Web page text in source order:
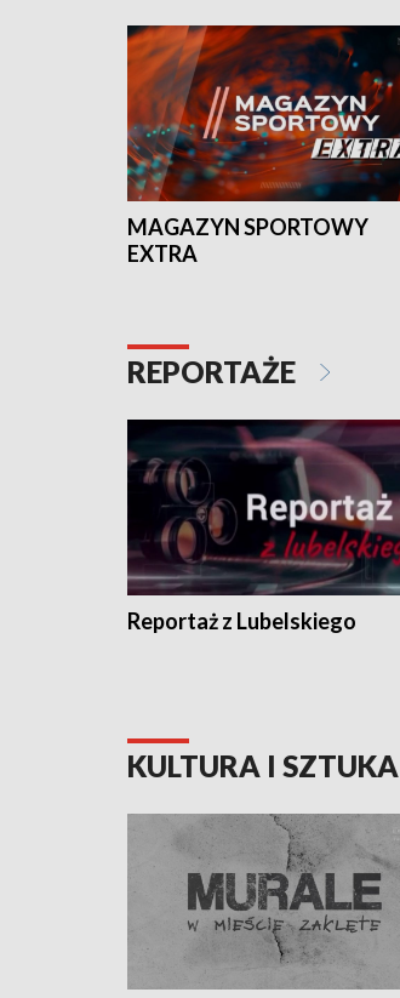
MAGAZYN SPORTOWY
EXTRA
REPORTAŻE
Reportaż z Lubelskiego
KULTURA I SZTUKA